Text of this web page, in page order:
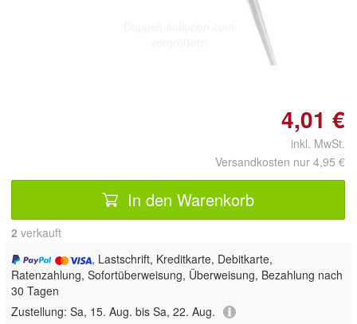
4,01 €
inkl. MwSt.
Versandkosten nur 4,95 €
In den Warenkorb
2 verkauft
, Lastschrift, Kreditkarte, Debitkarte,
Ratenzahlung, Sofortüberweisung, Überweisung, Bezahlung nach
30 Tagen
Zustellung: Sa, 15. Aug. bis Sa, 22. Aug.